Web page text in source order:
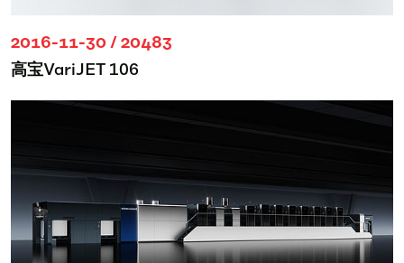
2016-11-30 / 20483
高宝VariJET 106